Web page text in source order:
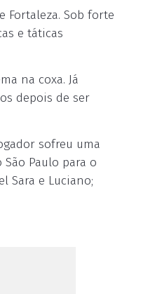
Fortaleza. Sob forte
e táticas
na coxa. Já
depois de ser
sofreu uma
Paulo para o
Sara e Luciano;